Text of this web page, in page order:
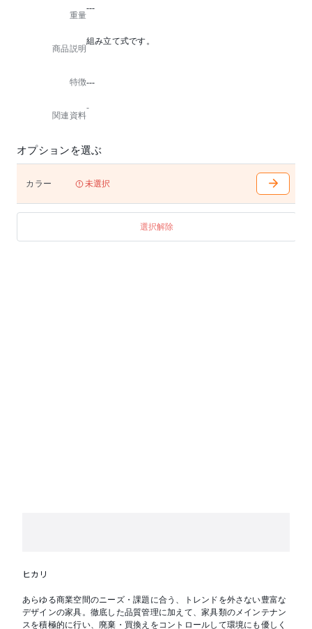
重量
---
商品説明
組み立て式です。
特徴---
関連資料
-
オプションを選ぶ
カラー 未選択
選択解除
ヒカリ
あらゆる商業空間のニーズ・課題に合う、トレンドを外さない豊富な
デザインの家具。徹底した品質管理に加えて、家具類のメインテナン
スを積極的に行い、廃棄・買換えをコントロールして環境にも優しく